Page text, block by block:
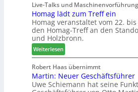
l
l
e
n
a
u
f
ü
r
W
e
m
h
ö
n
c
h
e
n
s
t
a
u
r
a
Live-Talks und
Homag lädt zum Treff ein
Homag veranstaltet vom 22.
den Homag-Treff an den
und Holzbronn.
Weiterlesen:
H
o
m
a
Robert Haas übernimmt
Martin: Neuer Geschäftsführer
Uwe Schiemann hat seine